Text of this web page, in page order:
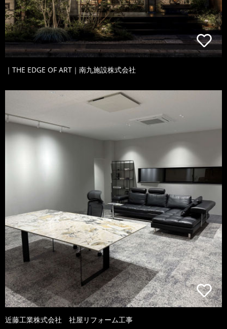
｜THE EDGE OF ART｜南九施設株式会社
近藤工業株式会社 社屋リフォーム工事